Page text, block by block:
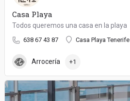
Casa Playa
Todos queremos una casa en la playa
638 67 43 87 Casa Playa Tenerife
Arrocería +1